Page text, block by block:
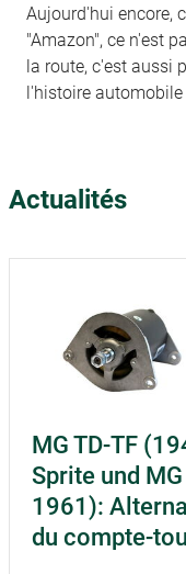
Aujourd'hui encore,
"Amazon", ce n'est
la route, c'est aussi
l'histoire
Actualités
MG TD-TF
Sprite und
1961):
du compte-